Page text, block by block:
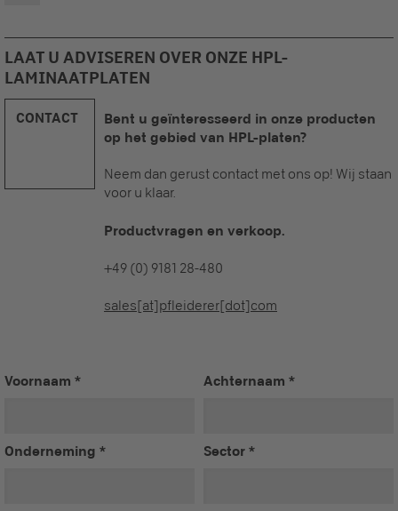
LAAT U ADVISEREN OVER ONZE HPL-
LAMINAATPLATEN
CONTACT
Bent u geïnteresseerd in onze producten
op het gebied van HPL-platen?
Neem dan gerust contact met ons op! Wij staan
voor u klaar.
Productvragen en verkoop.
+49 (0) 9181 28-480
sales[at]pfleiderer[dot]com
Voornaam * Achternaam *
Onderneming * Sector *